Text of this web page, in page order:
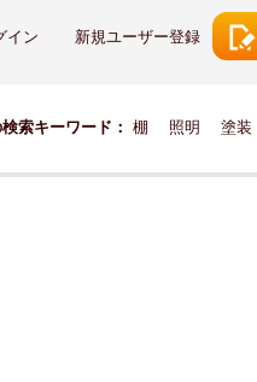
新規ユーザー登録
イン
索キーワード： 棚 照明 塗装